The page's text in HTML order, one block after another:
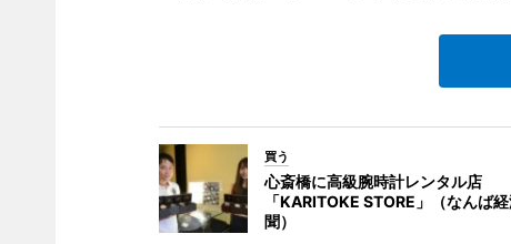
買う
心斎橋に高級腕時計レンタル店
「KARITOKE STORE」（なんば
聞）